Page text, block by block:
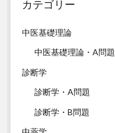
カテゴリー
中医基礎理論
中医基礎理論・A問題
診断学
診断学・A問題
診断学・B問題